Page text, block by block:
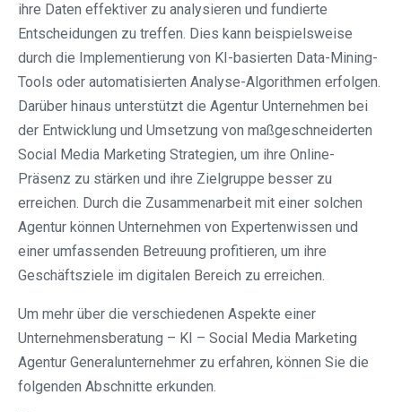
ihre Daten effektiver zu analysieren und fundierte
Entscheidungen zu treffen. Dies kann beispielsweise
durch die Implementierung von KI-basierten Data-Mining-
Tools oder automatisierten Analyse-Algorithmen erfolgen.
Darüber hinaus unterstützt die Agentur Unternehmen bei
der Entwicklung und Umsetzung von maßgeschneiderten
Social Media Marketing Strategien, um ihre Online-
Präsenz zu stärken und ihre Zielgruppe besser zu
erreichen. Durch die Zusammenarbeit mit einer solchen
Agentur können Unternehmen von Expertenwissen und
einer umfassenden Betreuung profitieren, um ihre
Geschäftsziele im digitalen Bereich zu erreichen.
Um mehr über die verschiedenen Aspekte einer
Unternehmensberatung – KI – Social Media Marketing
Agentur Generalunternehmer zu erfahren, können Sie die
folgenden Abschnitte erkunden.